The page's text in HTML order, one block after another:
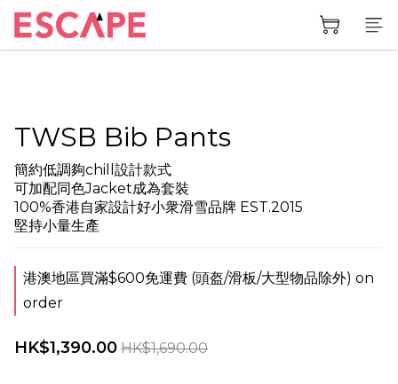
TWSB Bib Pants
簡約低調夠chill設計款式
可加配同色Jacket成為套裝
100%香港自家設計好小衆滑雪品牌 EST.2015
堅持小量生產
港澳地區買滿$600免運費 (頭盔/滑板/大型物品除外) on
order
HK$1,390.00 HK$1,690.00